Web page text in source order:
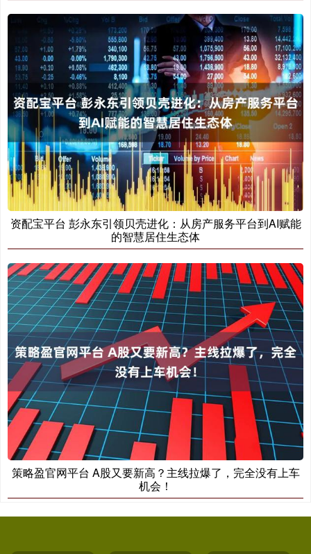
资配宝平台 彭永东引领贝壳进化：从房产服务平台到AI赋能
的智慧居住生态体
策略盈官网平台 A股又要新高？主线拉爆了，完全没有上车
机会！